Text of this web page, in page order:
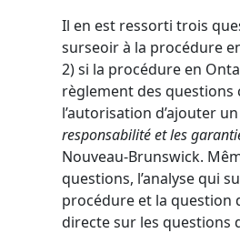
Il en est ressorti trois
surseoir à la procédure
2) si la procédure en
règlement des questions
l’autorisation d’ajouter
responsabilité et les
Nouveau-Brunswick.
questions, l’analyse qui
procédure et la question
directe sur les questions